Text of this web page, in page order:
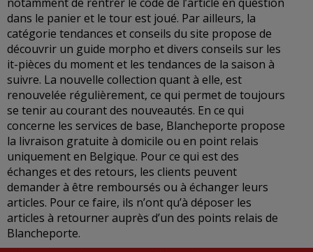
dans le panier et le tour est joué. Par ailleurs, la
catégorie tendances et conseils du site propose de
découvrir un guide morpho et divers conseils sur les
it-pièces du moment et les tendances de la saison à
suivre. La nouvelle collection quant à elle, est
renouvelée régulièrement, ce qui permet de toujours
se tenir au courant des nouveautés. En ce qui
concerne les services de base, Blancheporte propose
la livraison gratuite à domicile ou en point relais
uniquement en Belgique. Pour ce qui est des
échanges et des retours, les clients peuvent
demander à être remboursés ou à échanger leurs
articles. Pour ce faire, ils n’ont qu’à déposer les
articles à retourner auprès d’un des points relais de
Blancheporte.